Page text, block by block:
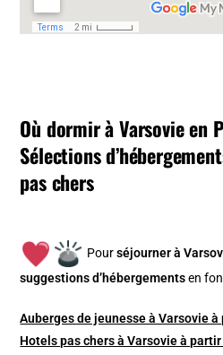
Où dormir à Varsovie en
Sélections
pas chers
Pourséjourner à
suggestions d’hébergements en
Auberges de jeunesse à Varsovie
Hotels pas chers à Varsovie à